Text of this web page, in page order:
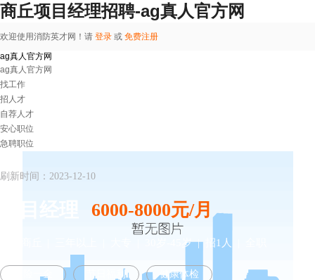
商丘项目经理招聘-ag真人官方网
欢迎使用消防英才网！请 登录 或 免费注册
ag真人官方网
ag真人官方网
找工作
招人才
自荐人才
安心职位
急聘职位
刷新时间：2023-12-10
6000-8000元/月
| 三年以上 | 大专 | 30岁-45岁 | 招1人 | 全职
五险一金 节日福利 健康体检